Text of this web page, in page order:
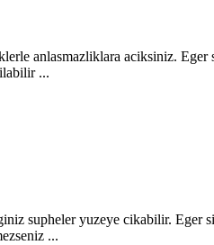
anlasmazliklara aciksiniz.
...
supheler yuzeye cikabilir. Eger
...